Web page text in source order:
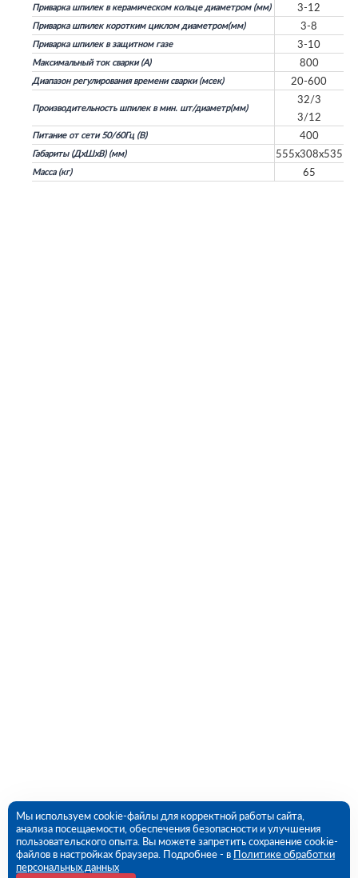
Приварка шпилек в керамическом кольце диаметром (мм) 3-12
Приварка шпилек коротким циклом диаметром(мм) 3-8
Приварка шпилек в защитном газе 3-10
Максимальный ток сварки (А) 800
Диапазон регулирования времени сварки (мсек) 20-600
Производительность шпилек в мин. шт/диаметр(мм)
32/3
3/12
Питание от сети 50/60Гц (В) 400
Габариты (ДхШхВ) (мм) 555х308х535
Масса (кг) 65
Мы используем cookie-файлы для корректной работы сайта,
анализа посещаемости, обеспечения безопасности и улучшения
пользовательского опыта. Вы можете запретить сохранение cookie-
файлов в настройках браузера. Подробнее - в Политике обработки
персональных данных